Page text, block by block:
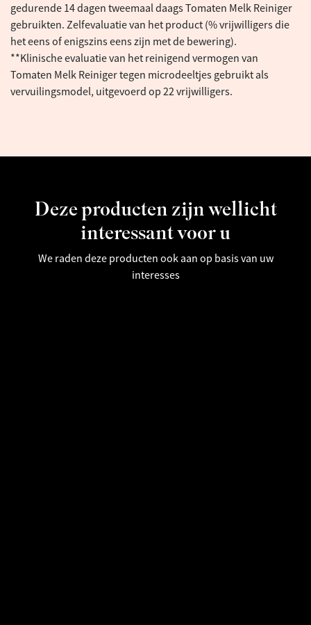
gedurende 14 dagen tweemaal daags Tomaten Melk Reiniger
gebruikten. Zelfevaluatie van het product (% vrijwilligers die
het eens of enigszins eens zijn met de bewering).
**Klinische evaluatie van het reinigend vermogen van
Tomaten Melk Reiniger tegen microdeeltjes gebruikt als
vervuilingsmodel, uitgevoerd op 22 vrijwilligers.
Deze producten zijn wellicht
interessant voor u
We raden deze producten ook aan op basis van uw
interesses